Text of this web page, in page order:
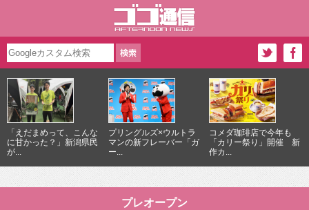
「えだまめって、こんな
に甘かった？」新潟県民
が...
プリングルズ×ウルトラ
マンの新フレーバー「ガ
ー...
コメダ珈琲店で今年も
「カリー祭り」開催 新
作カ...
プレオープン